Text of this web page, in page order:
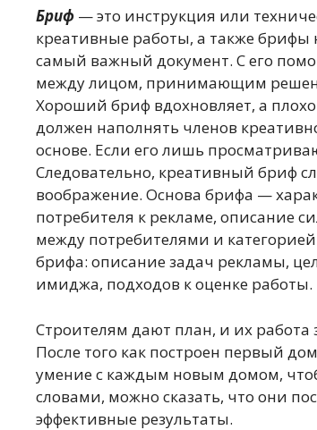
Бриф — это инструкция или
креативные работы, а также
самый важный документ. С его
между лицом, принимающим
Хороший бриф вдохновляет, а
должен наполнять членов
основе. Если его лишь
Следовательно, креативный бриф
воображение. Основа брифа —
потребителя к рекламе, описание
между потребителями и
брифа: описание задач рекламы,
имиджа, подходов к оценке работы.
Строителям дают план, и их
После того как построен первый
умение с каждым новым домом,
словами, можно сказать, что они
эффективные результаты.